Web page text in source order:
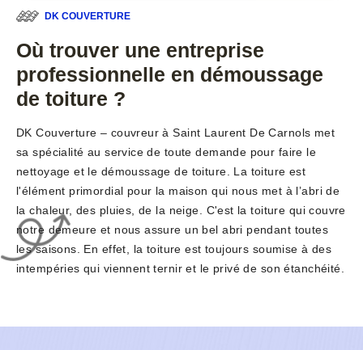
DK COUVERTURE
Où trouver une entreprise
professionnelle en démoussage
de toiture ?
DK Couverture – couvreur à Saint Laurent De Carnols met
sa spécialité au service de toute demande pour faire le
nettoyage et le démoussage de toiture. La toiture est
l'élément primordial pour la maison qui nous met à l’abri de
la chaleur, des pluies, de la neige. C'est la toiture qui couvre
notre demeure et nous assure un bel abri pendant toutes
les saisons. En effet, la toiture est toujours soumise à des
intempéries qui viennent ternir et le privé de son étanchéité.